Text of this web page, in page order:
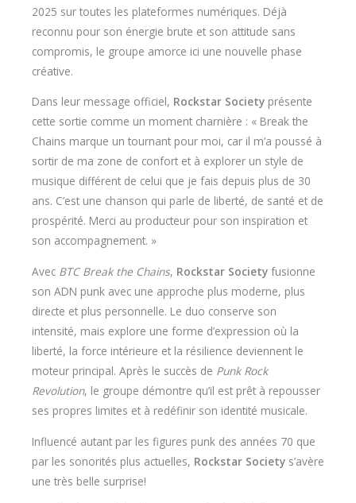
2025 sur toutes les plateformes numériques. Déjà
reconnu pour son énergie brute et son attitude sans
compromis, le groupe amorce ici une nouvelle phase
créative.
Dans leur message officiel, Rockstar Society présente
cette sortie comme un moment charnière : « Break the
Chains marque un tournant pour moi, car il m’a poussé à
sortir de ma zone de confort et à explorer un style de
musique différent de celui que je fais depuis plus de 30
ans. C’est une chanson qui parle de liberté, de santé et de
prospérité. Merci au producteur pour son inspiration et
son accompagnement. »
Avec BTC Break the Chains, Rockstar Society fusionne
son ADN punk avec une approche plus moderne, plus
directe et plus personnelle. Le duo conserve son
intensité, mais explore une forme d’expression où la
liberté, la force intérieure et la résilience deviennent le
moteur principal. Après le succès de Punk Rock
Revolution, le groupe démontre qu’il est prêt à repousser
ses propres limites et à redéfinir son identité musicale.
Influencé autant par les figures punk des années 70 que
par les sonorités plus actuelles, Rockstar Society s’avère
une très belle surprise!